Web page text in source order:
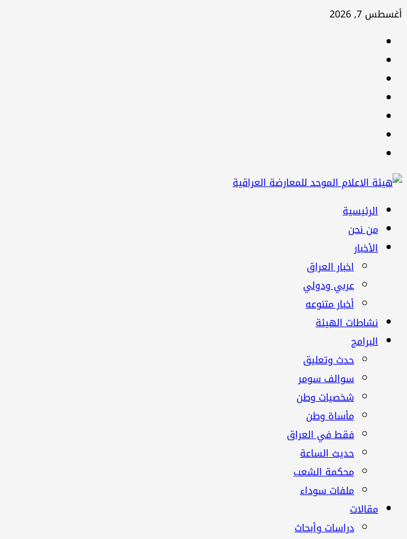
تخطي
أغسطس 7, 2026
القائمة
الرئيسية
الرئيسية
من نحن
الأخبار
اخبار العراق
عربي ودولي
أخبار متنوعه
نشاطات الهيئة
البرامج
حدث وتعليق
سوالف سومر
شخصيات وطن
مأساة وطن
فقط في العراق
حديث الساعة
محكمة الشعب
ملفات سوداء
مقالات
دراسات وأبحاث